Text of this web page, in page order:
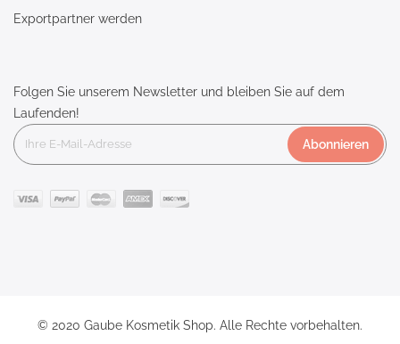
Exportpartner werden
Folgen Sie unserem Newsletter und bleiben Sie auf dem
Laufenden!
Abonnieren
© 2020 Gaube Kosmetik Shop. Alle Rechte vorbehalten.